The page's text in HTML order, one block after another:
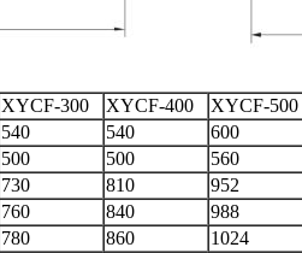
XYCF-300 XYCF-400
XYCF-500
540 540
600
500 500
560
730 810
952
760 840
988
780 860
1024